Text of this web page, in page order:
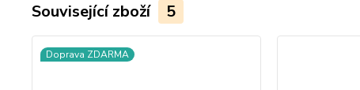
Související zboží 5
Doprava ZDARMA